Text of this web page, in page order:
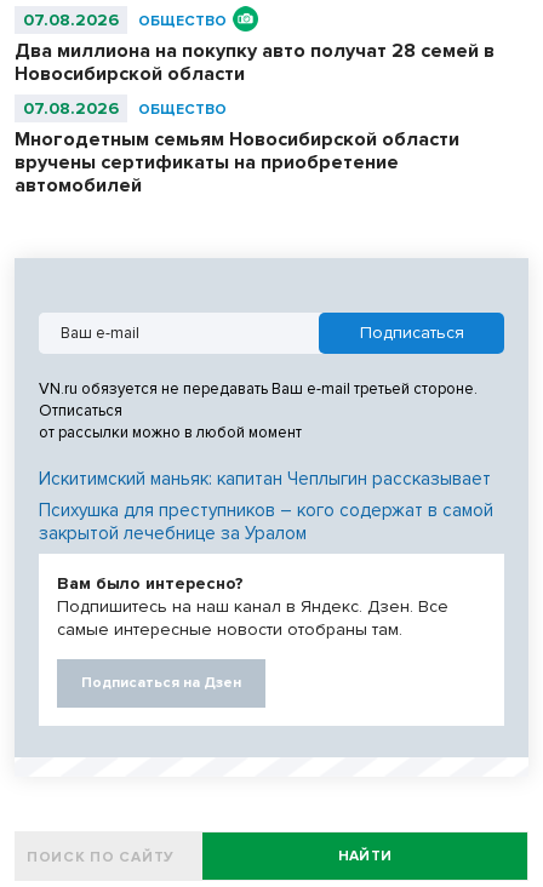
07.08.2026 ОБЩЕСТВО
Два миллиона на покупку авто получат 28 семей в
Новосибирской области
07.08.2026 ОБЩЕСТВО
Многодетным семьям Новосибирской области
вручены сертификаты на приобретение
автомобилей
VN.ru обязуется не передавать Ваш e-mail третьей стороне.
Отписаться
от рассылки можно в любой момент
Искитимский маньяк: капитан Чеплыгин рассказывает
Психушка для преступников – кого содержат в самой
закрытой лечебнице за Уралом
Вам было интересно?
Подпишитесь на наш канал в Яндекс. Дзен. Все
самые интересные новости отобраны там.
Подписаться на Дзен
НАЙТИ